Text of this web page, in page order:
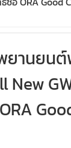
ยานยน
New